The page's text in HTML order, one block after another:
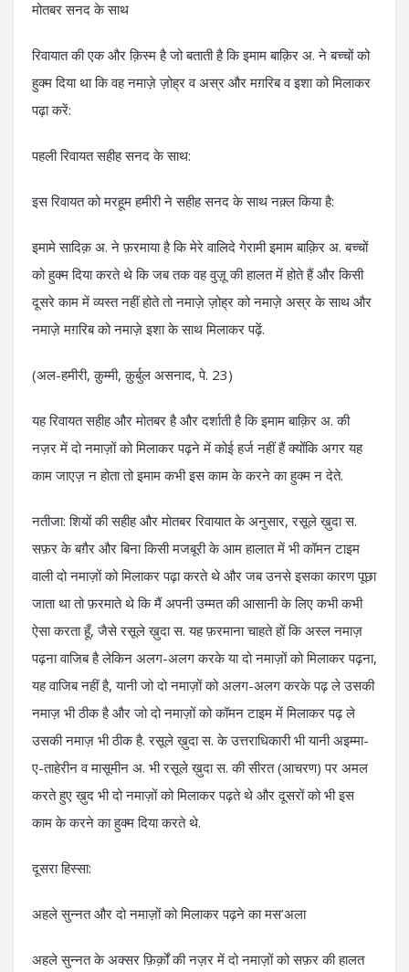
मोतबर सनद के साथ
रिवायात की एक और क़िस्म है जो बताती है कि इमाम बाक़िर अ. ने बच्चों को
हुक्म दिया था कि वह नमाज़े ज़ोह्र व अस्र और मग़रिब व इशा को मिलाकर
पढ़ा करें:
पहली रिवायत सहीह सनद के साथ:
इस रिवायत को मरहूम हमीरी ने सहीह सनद के साथ नक़्ल किया है:
इमामे सादिक़ अ. ने फ़रमाया है कि मेरे वालिदे गेरामी इमाम बाक़िर अ. बच्चों
को हुक्म दिया करते थे कि जब तक वह वुज़ू की हालत में होते हैं और किसी
दूसरे काम में व्यस्त नहीं होते तो नमाज़े ज़ोह्र को नमाज़े अस्र के साथ और
नमाज़े मग़रिब को नमाज़े इशा के साथ मिलाकर पढ़ें.
(अल-हमीरी, क़ुम्मी, क़ुर्बुल असनाद, पे. 23)
यह रिवायत सहीह और मोतबर है और दर्शाती है कि इमाम बाक़िर अ. की
नज़र में दो नमाज़ों को मिलाकर पढ़ने में कोई हर्ज नहीं हैं क्योंकि अगर यह
काम जाएज़ न होता तो इमाम कभी इस काम के करने का हुक्म न देते.
नतीजा: शियों की सहीह और मोतबर रिवायात के अनुसार, रसूले ख़ुदा स.
सफ़र के बग़ैर और बिना किसी मजबूरी के आम हालात में भी कॉमन टाइम
वाली दो नमाज़ों को मिलाकर पढ़ा करते थे और जब उनसे इसका कारण पूछा
जाता था तो फ़रमाते थे कि मैं अपनी उम्मत की आसानी के लिए कभी कभी
ऐसा करता हूँ, जैसे रसूले ख़ुदा स. यह फ़रमाना चाहते हों कि अस्ल नमाज़
पढ़ना वाजिब है लेकिन अलग-अलग करके या दो नमाज़ों को मिलाकर पढ़ना,
यह वाजिब नहीं है, यानी जो दो नमाज़ों को अलग-अलग करके पढ़ ले उसकी
नमाज़ भी ठीक है और जो दो नमाज़ों को कॉमन टाइम में मिलाकर पढ़ ले
उसकी नमाज़ भी ठीक है. रसूले ख़ुदा स. के उत्तराधिकारी भी यानी अइम्मा-
ए-ताहेरीन व मासूमीन अ. भी रसूले ख़ुदा स. की सीरत (आचरण) पर अमल
करते हुए ख़ुद भी दो नमाज़ों को मिलाकर पढ़ते थे और दूसरों को भी इस
काम के करने का हुक्म दिया करते थे.
दूसरा हिस्सा:
अहले सुन्नत और दो नमाज़ों को मिलाकर पढ़ने का मस’अला
अहले सुन्नत के अक्सर फ़िर्क़ों की नज़र में दो नमाज़ों को सफ़र की हालत